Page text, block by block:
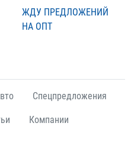
ЖДУ ПРЕДЛОЖЕНИЙ
НА ОПТ
Спецпредложения
Компании